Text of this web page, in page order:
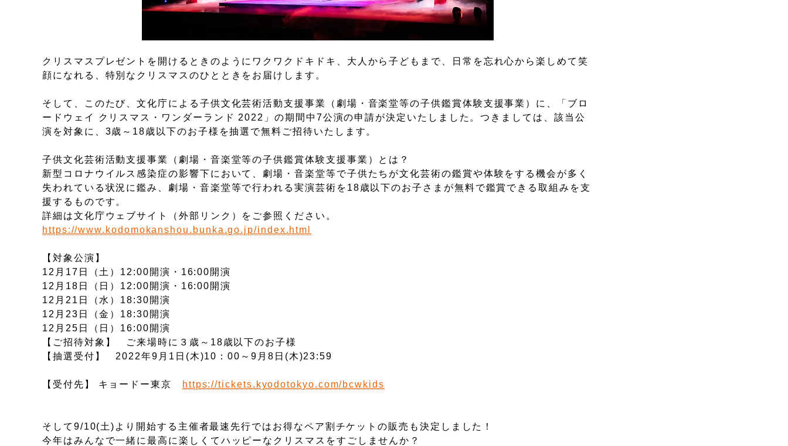
クリスマスプレゼントを開けるときのようにワクワクドキドキ、大人から子どもまで、日常を忘れ心から楽しめて笑
顔になれる、特別なクリスマスのひとときをお届けします。
そして、このたび、文化庁による子供文化芸術活動支援事業（劇場・音楽堂等の子供鑑賞体験支援事業）に、「ブロ
ードウェイ クリスマス・ワンダーランド 2022」の期間中7公演の申請が決定いたしました。つきましては、該当公
演を対象に、3歳～18歳以下のお子様を抽選で無料ご招待いたします。
子供文化芸術活動支援事業（劇場・音楽堂等の子供鑑賞体験支援事業）とは？
新型コロナウイルス感染症の影響下において、劇場・音楽堂等で子供たちが文化芸術の鑑賞や体験をする機会が多く
失われている状況に鑑み、劇場・音楽堂等で行われる実演芸術を18歳以下のお子さまが無料で鑑賞できる取組みを支
援するものです。
詳細は文化庁ウェブサイト（外部リンク）をご参照ください。
https://www.kodomokanshou.bunka.go.jp/index.html
【対象公演】
12月17日（土）12:00開演・16:00開演
12月18日（日）12:00開演・16:00開演
12月21日（水）18:30開演
12月23日（金）18:30開演
12月25日（日）16:00開演
【ご招待対象】 ご来場時に３歳～18歳以下のお子様
【抽選受付】 2022年9月1日(木)10：00～9月8日(木)23:59
【受付先】 キョードー東京 https://tickets.kyodotokyo.com/bcwkids
そして9/10(土)より開始する主催者最速先行ではお得なペア割チケットの販売も決定しました！
今年はみんなで一緒に最高に楽しくてハッピーなクリスマスをすごしませんか？